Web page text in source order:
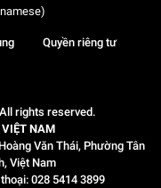
rights reserved.
NAM
Văn Thái, Phường Tân
Việt Nam
028 5414 3899
Quyền riêng tư